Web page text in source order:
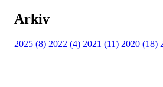
Arkiv
2025 (8) 2022 (4) 2021 (11) 2020 (18)